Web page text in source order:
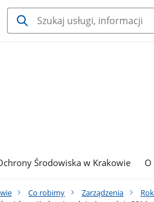
Środowiska w Krakowie O
Co robimy Zarządzenia